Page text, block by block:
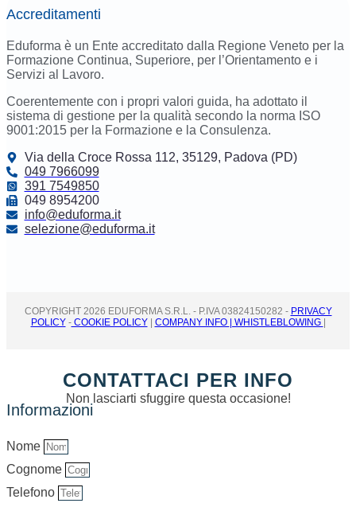
Accreditamenti
Eduforma è un Ente accreditato dalla Regione Veneto per la
Formazione Continua, Superiore, per l’Orientamento e i
Servizi al Lavoro.
Coerentemente con i propri valori guida, ha adottato il
sistema di gestione per la qualità secondo la norma ISO
9001:2015 per la Formazione e la Consulenza.
Via della Croce Rossa 112, 35129, Padova (PD)
049 7966099
391 7549850
049 8954200
info@eduforma.it
selezione@eduforma.it
COPYRIGHT 2026 EDUFORMA S.R.L. - P.IVA 03824150282 - PRIVACY
POLICY-COOKIE POLICY| COMPANY INFO | WHISTLEBLOWING |
CONTATTACI PER INFO
Non lasciarti sfuggire questa occasione!
Informazioni
Nome
Cognome
Telefono